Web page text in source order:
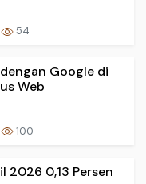
54
Google di
Web
100
2026 0,13 Persen